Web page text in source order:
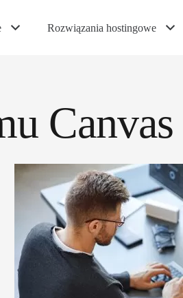
Rozwiązania hostingowe